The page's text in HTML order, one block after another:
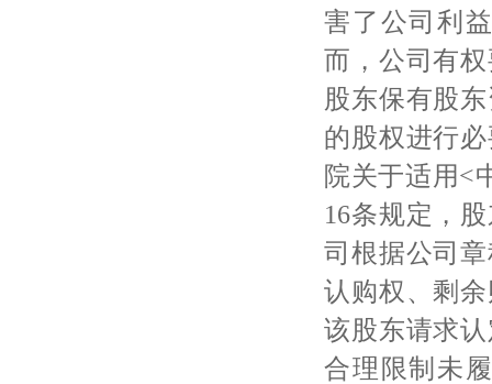
害了公司利
而，公司有
股东保有股
的股权进行
院关于适用<
16条规定，
司根据公司
认购权、剩
该股东请求
合理限制未